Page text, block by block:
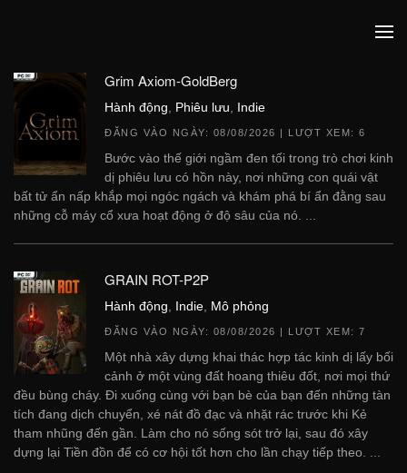
Grim Axiom-GoldBerg
Hành động Phiêu lưu Indie
ĐĂNG VÀO NGÀY: 08/08/2026 | LƯỢT XEM: 6
Bước vào thế giới ngầm đen tối trong trò chơi kinh
dị phiêu lưu có hồn này, nơi những con quái vật
bất tử ẩn nấp khắp mọi ngóc ngách và khám phá bí ẩn đằng sau
những cỗ máy cổ xưa hoạt động ở độ sâu của nó. ...
GRAIN ROT-P2P
Hành động Indie Mô phỏng
ĐĂNG VÀO NGÀY: 08/08/2026 | LƯỢT XEM: 7
Một nhà xây dựng khai thác hợp tác kinh dị lấy bối
cảnh ở một vùng đất hoang thiêu đốt, nơi mọi thứ
đều bùng cháy. Đi xuống cùng với bạn bè của bạn đến những tàn
tích đang dịch chuyển, xé nát đồ đạc và nhặt rác trước khi Kẻ
tham nhũng đến gần. Làm cho nó sống sót trở lại, sau đó xây
dựng lại Tiền đồn để có cơ hội tốt hơn cho lần chạy tiếp theo. ...